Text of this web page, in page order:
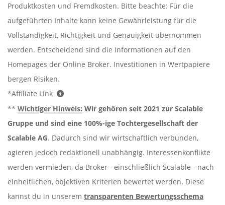
Produktkosten und Fremdkosten. Bitte beachte: Für die
aufgeführten Inhalte kann keine Gewährleistung für die
Vollständigkeit, Richtigkeit und Genauigkeit übernommen
werden. Entscheidend sind die Informationen auf den
Homepages der Online Broker. Investitionen in Wertpapiere
bergen Risiken.
*Affiliate Link
** Wichtiger Hinweis: Wir gehören seit 2021 zur Scalable
Gruppe und sind eine 100%-ige Tochtergesellschaft der
Scalable AG. Dadurch sind wir wirtschaftlich verbunden,
agieren jedoch redaktionell unabhängig. Interessenkonflikte
werden vermieden, da Broker - einschließlich Scalable - nach
einheitlichen, objektiven Kriterien bewertet werden. Diese
kannst du in unserem transparenten Bewertungsschema